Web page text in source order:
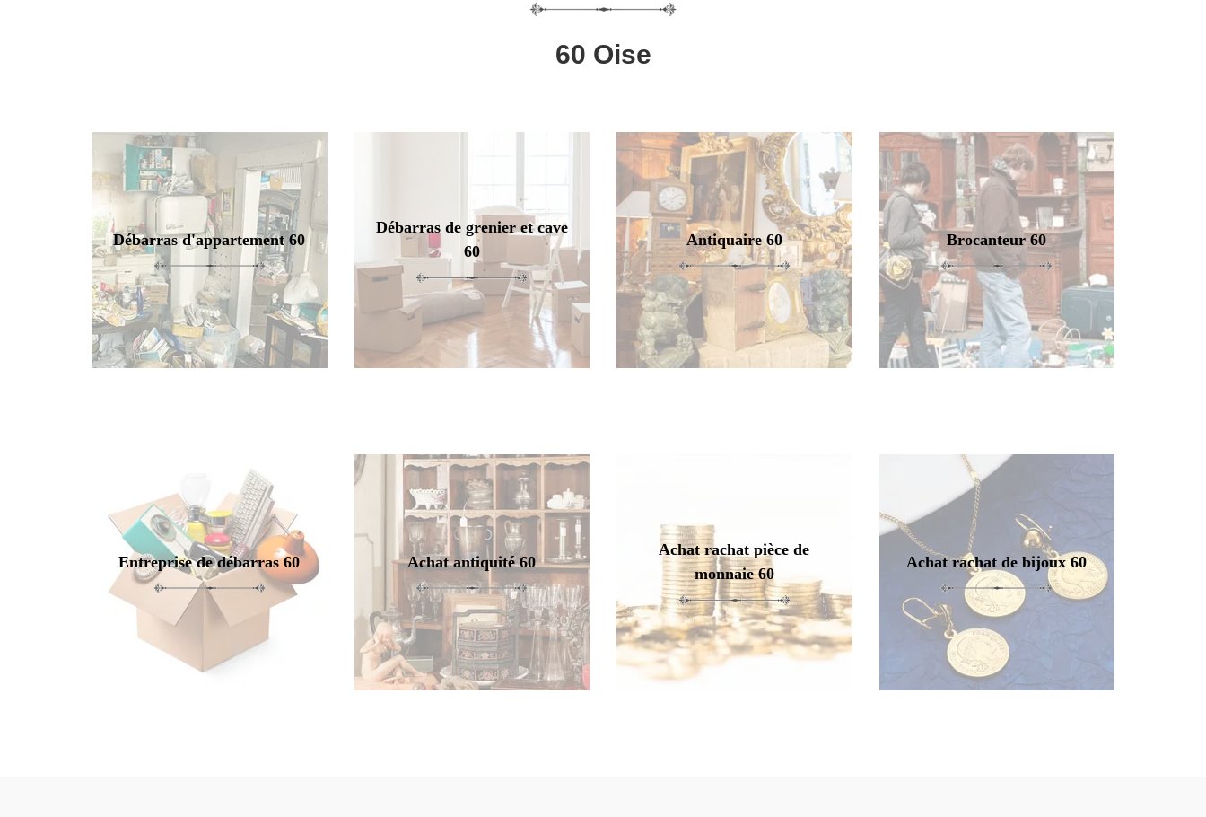
60 Oise
Débarras d'appartement 60
Débarras de grenier et cave
60
Antiquaire 60 Brocanteur 60
Entreprise de débarras 60 Achat antiquité 60
Achat rachat pièce de
monnaie 60
Achat rachat de bijoux 60